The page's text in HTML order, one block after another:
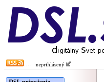
neprihlásený